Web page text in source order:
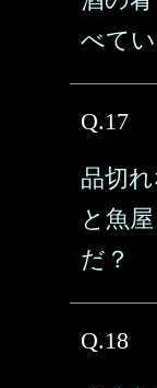
べて
Q.17
品切
と魚
だ？
Q.18